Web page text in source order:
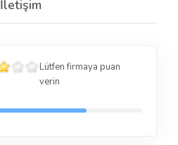
İletişim
Lütfen firmaya puan
verin